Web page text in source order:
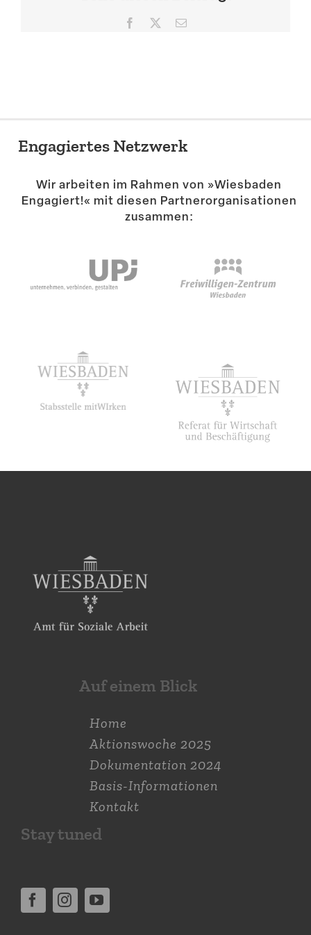
Suche
Facebook E-
Engagiertes Netzwerk
Wir arbeiten im Rahmen von »Wiesbaden
Engagiert!« mit diesen Partner­or­ga­ni­sa­tionen
zusammen:
Auf einem Blick
Home
Aktions­woche 2025
Dokumen­tation 2024
Basis-Informationen
Kontakt
Stay tuned